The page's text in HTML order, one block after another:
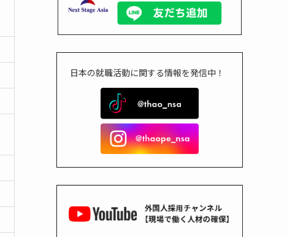
日本の就職活動に関する情報を発信中！